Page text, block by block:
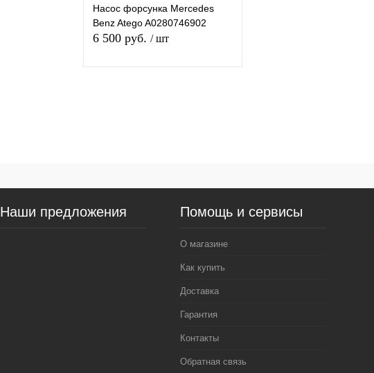
Насос форсунка Mercedes
Benz Atego A0280746902
6 500 руб. / шт
Наши предложения Помощь и сервисы
О магазине
Как купить
Доставка
Гарантия
Контакты
Обратная связь